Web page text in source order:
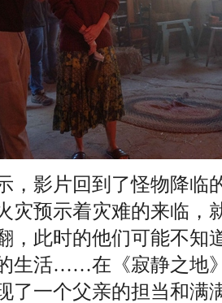
影片回到了怪物降临
灾预示着灾难的来临，
，此时的他们可能不知
生活……在《寂静之地
了一个父亲的担当和满